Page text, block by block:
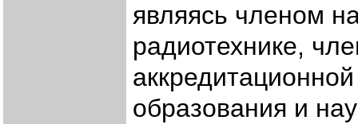
являясь членом
радиотехнике,
образования и